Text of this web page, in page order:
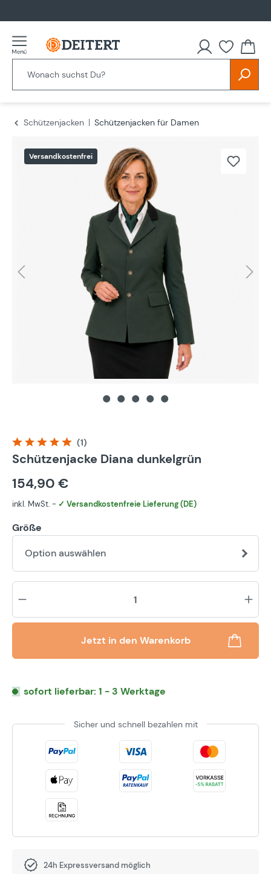
Schützenjacken
Schützenjacken für Damen
Versandkostenfrei
Durchschnittliche Bewertung von 5 von 5 Sternen
(1)
Schützenjacke Diana dunkelgrün
154,90 €
inkl. MwSt. - ✓ Versandkostenfreie Lieferung (DE)
Größe
Option auswählen
Jetzt in den Warenkorb
sofort lieferbar: 1 - 3 Werktage
Sicher und schnell bezahlen mit
24h Expressversand möglich